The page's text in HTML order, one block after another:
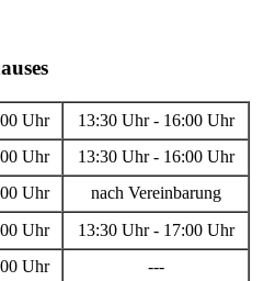
Uhr
13:30 Uhr - 16:00 Uhr
Uhr
13:30 Uhr - 16:00 Uhr
Uhr
nach Vereinbarung
Uhr
13:30 Uhr - 17:00 Uhr
Uhr ---